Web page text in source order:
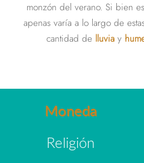
monzón del verano. Si bien
apenas varía a lo largo de
cantidad de lluvia y
Moneda
Religión